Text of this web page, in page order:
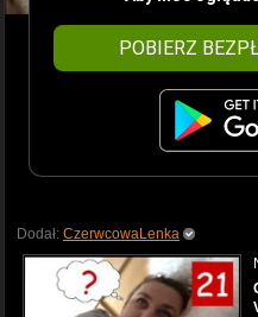
POBIERZ
Dodał: CzerwcowaLenka